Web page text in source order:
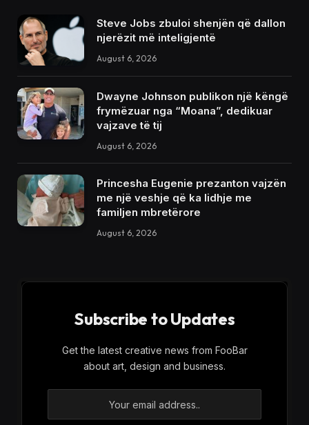
Steve Jobs zbuloi shenjën që dallon
njerëzit më inteligjentë
August 6, 2026
Dwayne Johnson publikon një këngë
frymëzuar nga “Moana”, dedikuar
vajzave të tij
August 6, 2026
Princesha Eugenie prezanton vajzën
me një veshje që ka lidhje me
familjen mbretërore
August 6, 2026
Subscribe to Updates
Get the latest creative news from FooBar
about art, design and business.